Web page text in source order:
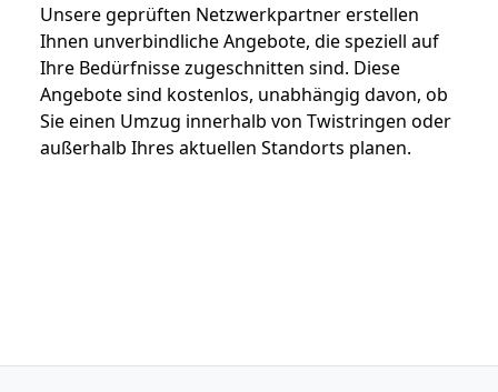
Unsere geprüften Netzwerkpartner erstellen
Ihnen unverbindliche Angebote, die speziell auf
Ihre Bedürfnisse zugeschnitten sind. Diese
Angebote sind kostenlos, unabhängig davon, ob
Sie einen Umzug innerhalb von Twistringen oder
außerhalb Ihres aktuellen Standorts planen.